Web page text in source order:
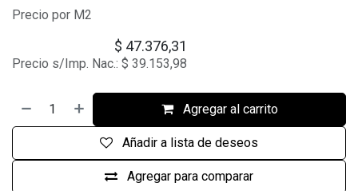
Precio por M2
$ 47.376,31
Precio s/Imp. Nac.: $ 39.153,98
Agregar al carrito
Agregar para comparar
Añadir a lista de deseos